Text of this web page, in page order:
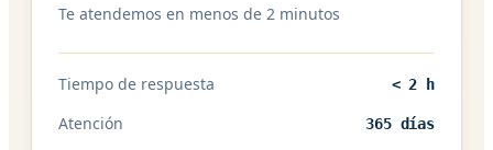
Te atendemos en menos de 2 minutos
Tiempo de respuesta < 2 h
Atención 365 días